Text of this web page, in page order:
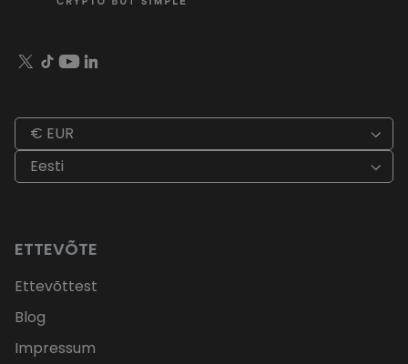
€ EUR
Eesti
ETTEVÕTE
Ettevõttest
Blog
Impressum